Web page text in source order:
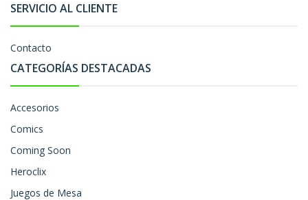
SERVICIO AL CLIENTE
Contacto
CATEGORÍAS DESTACADAS
Accesorios
Comics
Coming Soon
Heroclix
Juegos de Mesa